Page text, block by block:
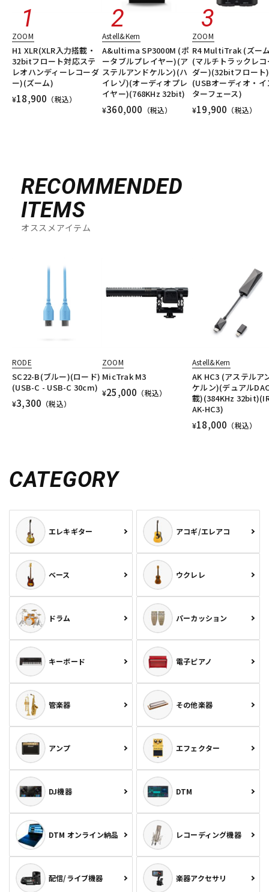
ZOOM
H1 XLR(XLR入力搭載・
32bitフロート対応ステ
レオハンディーレコーダ
ー)(ズーム)
¥18,900 （税込）
Astell&Kern
A&ultima SP3000M (ポ
ータブルプレイヤー)(ア
ステルアンドケルン)(ハ
イレゾ)(オーディオプレ
イヤー)(768KHz 32bit)
¥360,000 （税込）
ZOOM
R4 MultiTrak (ズー
(マルチトラックレコ
ダー)(32bitフロート)
(USBオーディオ・イ
ターフェース)
¥19,900 （税込）
RECOMMENDED
ITEMS
オススメアイテム
RODE
SC22-B(ブルー)(ロード)
(USB-C - USB-C 30cm)
¥3,300 （税込）
ZOOM
MicTrak M3
¥25,000 （税込）
Astell&Kern
AK HC3 (アステルア
ケルン)(デュアル
載)(384KHz
AK-HC3)
¥18,000 （税込）
CATEGORY
エレキギター アコギ/エレアコ
ベース ウクレレ
ドラム パーカッション
キーボード 電子ピアノ
管楽器 その他楽器
アンプ エフェクター
DJ機器 DTM
DTM オンライン納品 レコーディング機器
配信/ライブ機器 楽器アクセサリ